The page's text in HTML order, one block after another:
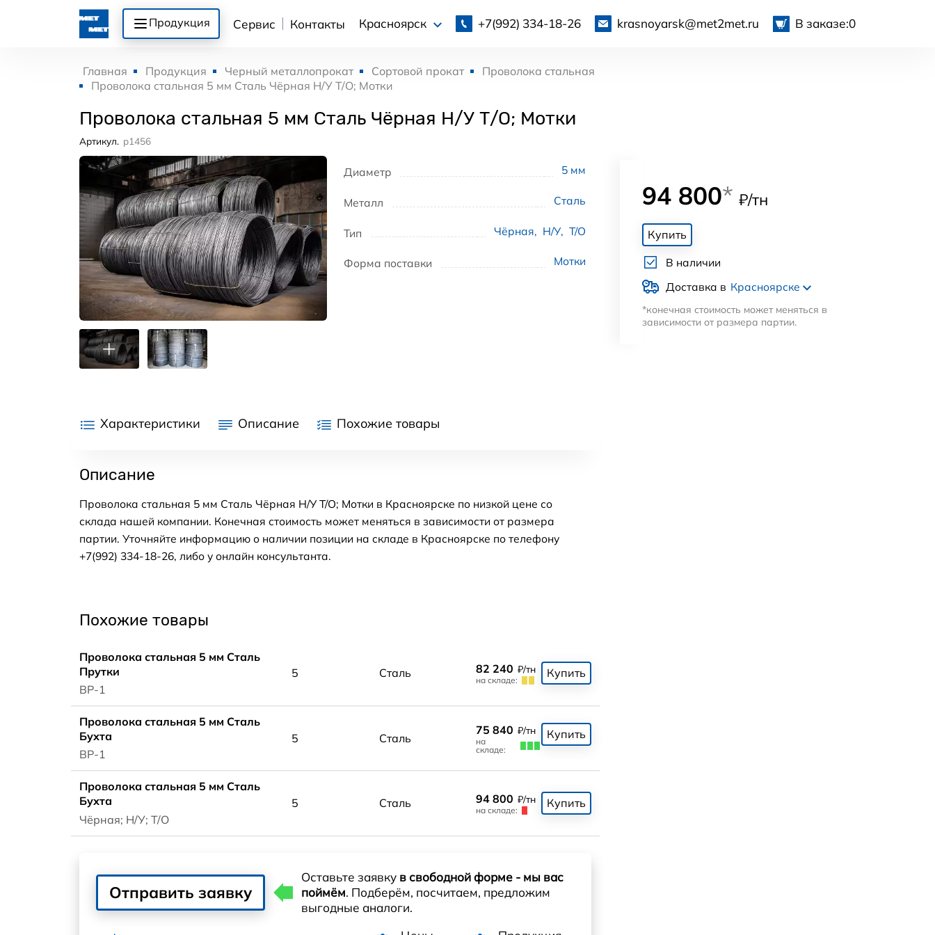
Продукция Сервис Контакты Красноярск +7(992) 334-18-26 krasnoyarsk@met2met.ru В заказе:0
Главная Продукция Черный металлопрокат Сортовой прокат
Проволока стальная
Проволока стальная 5 мм Сталь Чёрная Н/У Т/О; Мотки
Проволока стальная 5 мм Сталь Чёрная Н/У Т/О; Мотки
Артикул. p1456
Диаметр 5 мм
Металл Сталь
Тип Чёрная, Н/У, Т/О
Форма поставки Мотки
94 800* ₽/тн
Купить
В наличии
Доставка в Красноярске
*конечная стоимость может меняться в
зависимости от размера партии.
Характеристики Описание Похожие товары
Описание
Проволока стальная 5 мм Сталь Чёрная Н/У Т/О; Мотки в Красноярске по низкой цене со
склада нашей компании. Конечная стоимость может меняться в зависимости от размера
партии. Уточняйте информацию о наличии позиции на складе в Красноярске по телефону
+7(992) 334-18-26, либо у онлайн консультанта.
Похожие товары
Проволока стальная 5 мм Сталь
Прутки
ВР-1
5 Сталь 82 240 ₽/тн
на складе:
Купить
Проволока стальная 5 мм Сталь
Бухта
ВР-1
5 Сталь
75 840 ₽/тн
на
складе:
Купить
Проволока стальная 5 мм Сталь
Бухта
Чёрная; Н/У; Т/О
5 Сталь 94 800 ₽/тн
на складе:
Купить
Отправить заявку
Оставьте заявку в свободной форме - мы вас
поймём. Подберём, посчитаем, предложим
выгодные аналоги.